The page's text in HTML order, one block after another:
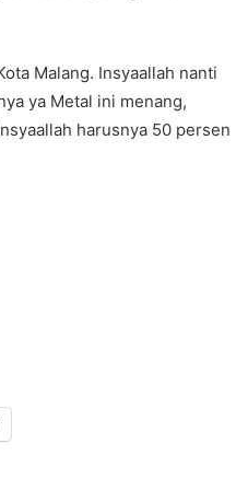
Malang. Insyaallah nanti
ya Metal ini menang,
harusnya 50 persen